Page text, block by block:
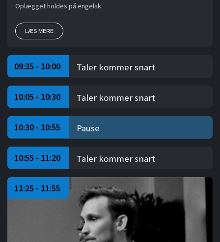
Oplægget holdes på engelsk.
LÆS MERE
09:35 - 10:00 Taler kommer snart
10:05 - 10:30 Taler kommer snart
10:30 - 10:55 Pause
10:55 - 11:20 Taler kommer snart
11:25 - 11:55